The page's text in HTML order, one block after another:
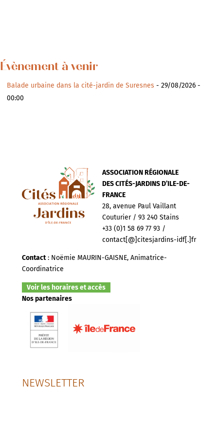
Évènement à venir
Balade urbaine dans la cité-jardin de Suresnes - 29/08/2026 -
00:00
ASSOCIATION RÉGIONALE
DES CITÉS-JARDINS D’ILE-DE-
FRANCE
28, avenue Paul Vaillant
Couturier / 93 240 Stains
+33 (0)1 58 69 77 93 /
contact[@]citesjardins-idf[.]fr
Contact: Noëmie MAURIN-GAISNE, Animatrice-
Coordinatrice
Voir les horaires et accès
Nos partenaires
NEWSLETTER